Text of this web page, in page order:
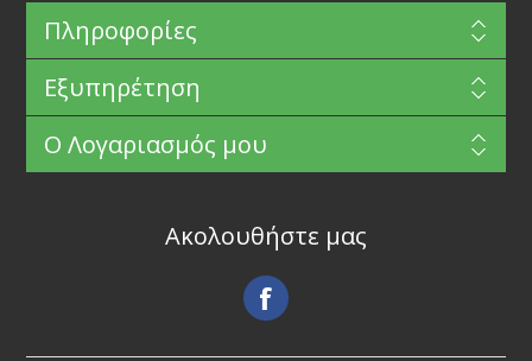
Πληροφορίες
Εξυπηρέτηση
Ο Λογαριασμός μου
Ακολουθήστε μας